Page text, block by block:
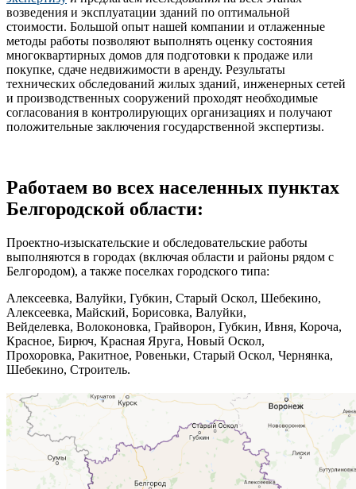
возведения и эксплуатации зданий по оптимальной
стоимости. Большой опыт нашей компании и отлаженные
методы работы позволяют выполнять оценку состояния
многоквартирных домов для подготовки к продаже или
покупке, сдаче недвижимости в аренду. Результаты
технических обследований жилых зданий, инженерных сетей
и производственных сооружений проходят необходимые
согласования в контролирующих организациях и получают
положительные заключения государственной экспертизы.
Работаем во всех населенных пунктах
Белгородской области:
Проектно-изыскательские и обследовательские работы
выполняются в городах (включая области и районы рядом с
Белгородом), а также поселках городского типа:
Алексеевка, Валуйки, Губкин, Старый Оскол, Шебекино,
Алексеевка, Майский, Борисовка, Валуйки,
Вейделевка, Волоконовка, Грайворон, Губкин, Ивня, Короча,
Красное, Бирюч, Красная Яруга, Новый Оскол,
Прохоровка, Ракитное, Ровеньки, Старый Оскол, Чернянка,
Шебекино, Строитель.